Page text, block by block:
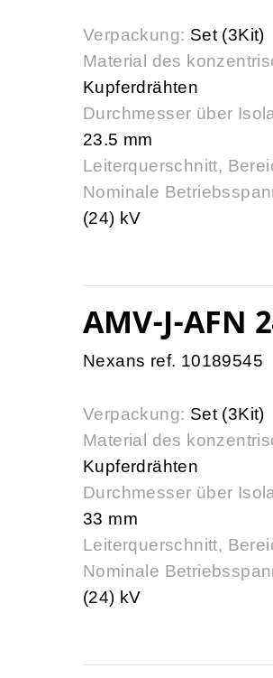
Verpackung: Set (3Kit)
Material des
Kupferdrähten
Durchmesser über
23.5 mm
Leiterquerschnitt,
Nominale
(24) kV
AMV-J-AFN
Nexans ref. 10189545
Verpackung: Set (3Kit)
Material des
Kupferdrähten
Durchmesser über
33 mm
Leiterquerschnitt,
Nominale
(24) kV